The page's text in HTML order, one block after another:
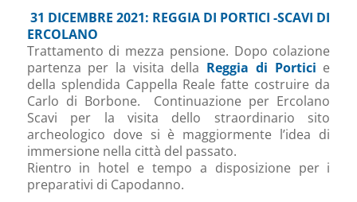
31 DICEMBRE 2021: REGGIA DI PORTICI -SCAVI DI
ERCOLANO
Trattamento di mezza pensione. Dopo colazione
partenza per la visita della Reggia di Portici e
della splendida Cappella Reale fatte costruire da
Carlo di Borbone. Continuazione per Ercolano
Scavi per la visita dello straordinario sito
archeologico dove si è maggiormente l’idea di
immersione nella città del passato.
Rientro in hotel e tempo a disposizione per i
preparativi di Capodanno.